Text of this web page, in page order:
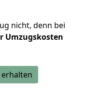
nicht, denn bei
Umzugskosten